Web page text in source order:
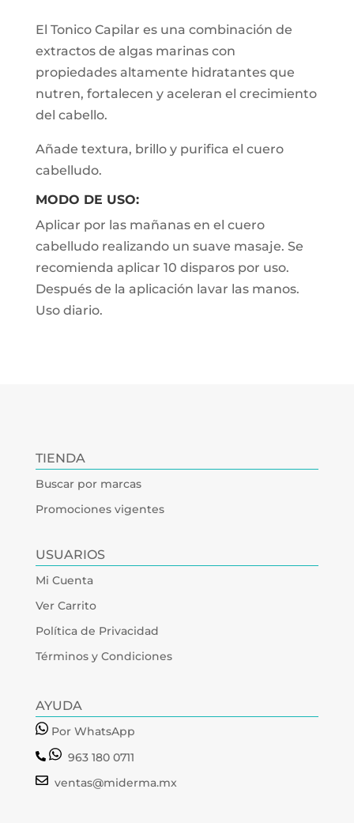
El Tonico Capilar es una combinación de
extractos de algas marinas con
propiedades altamente hidratantes que
nutren, fortalecen y aceleran el crecimiento
del cabello.
Añade textura, brillo y purifica el cuero
cabelludo.
MODO DE USO:
Aplicar por las mañanas en el cuero
cabelludo realizando un suave masaje. Se
recomienda aplicar 10 disparos por uso.
Después de la aplicación lavar las manos.
Uso diario.
TIENDA
Buscar por marcas
Promociones vigentes
USUARIOS
Mi Cuenta
Ver Carrito
Política de Privacidad
Términos y Condiciones
AYUDA
Por WhatsApp
963 180 0711
ventas@miderma.mx